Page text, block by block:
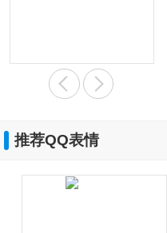
推荐QQ表情